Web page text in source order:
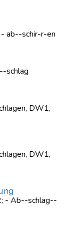
ab--schir-r-en
schlag
DW1,
DW1,
- Ab--schlag--